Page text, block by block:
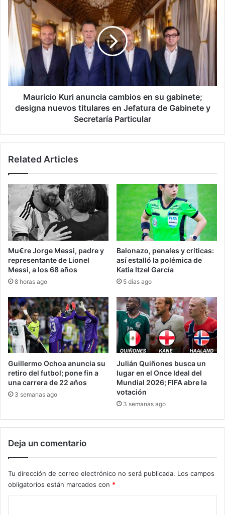
Kuri
anuncia
cambios
gabinete;
designa
nuevos
titulares
Gabinete
Secretaría
Mauricio Kuri anuncia cambios en su gabinete;
designa nuevos titulares en Jefatura de Gabinete y
Secretaría Particular
Related Articles
Mu€re Jorge Messi, padre y
representante de Lionel
Messi, a los 68 años
8 horas ago
Balonazo, penales y críticas:
así estalló la polémica de
Katia Itzel García
5 días ago
Guillermo Ochoa anuncia su
retiro del futbol; pone fin a
una carrera de 22 años
3 semanas ago
Julián Quiñones busca un
lugar en el Once Ideal del
Mundial 2026; FIFA abre la
votación
3 semanas ago
Deja un comentario
Tu dirección de correo electrónico no será publicada. Los campos
obligatorios están marcados con *